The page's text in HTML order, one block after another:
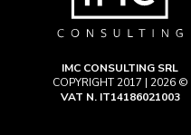
IMC CONSULTING SRL
© COPYRIGHT 2017 | 2026
VAT N. IT14186021003